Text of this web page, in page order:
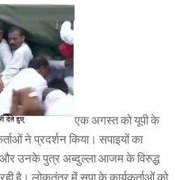
एक अगस्त को यूपी के
ने प्रदर्शन किया। सपाइयों का
और उनके पुत्र अब्दुल्ला आजम के विरुद्ध